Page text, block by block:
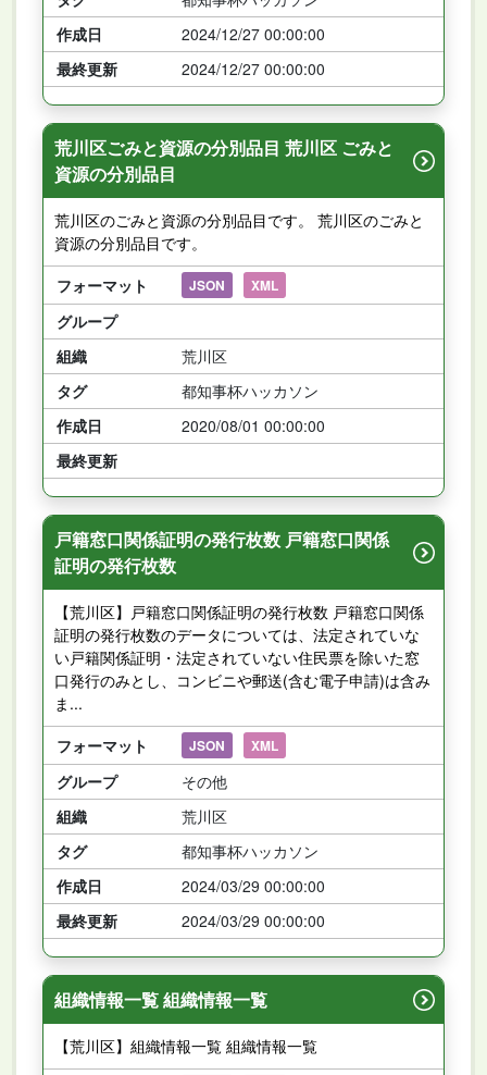
作成日
2024/12/27 00:00:00
最終更新
2024/12/27 00:00:00
荒川区ごみと資源の分別品目 荒川区 ごみと
資源の分別品目
荒川区のごみと資源の分別品目です。 荒川区のごみと
資源の分別品目です。
フォーマット
JSON XML
グループ
組織
荒川区
タグ
都知事杯ハッカソン
作成日
2020/08/01 00:00:00
最終更新
戸籍窓口関係証明の発行枚数 戸籍窓口関係
証明の発行枚数
【荒川区】戸籍窓口関係証明の発行枚数 戸籍窓口関係
証明の発行枚数のデータについては、法定されていな
い戸籍関係証明・法定されていない住民票を除いた窓
口発行のみとし、コンビニや郵送(含む電子申請)は含み
ま...
フォーマット
JSON XML
グループ
その他
組織
荒川区
タグ
都知事杯ハッカソン
作成日
2024/03/29 00:00:00
最終更新
2024/03/29 00:00:00
組織情報一覧 組織情報一覧
【荒川区】組織情報一覧 組織情報一覧